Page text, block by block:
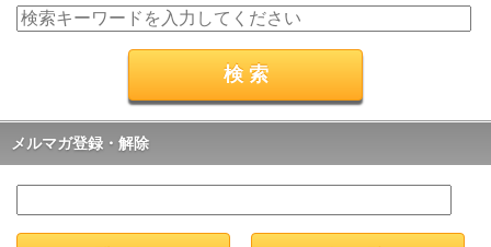
メルマガ登録・解除